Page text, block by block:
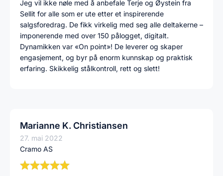
Jeg vil ikke nøle med å anbefale Terje og Øystein fra
Sellit for alle som er ute etter et inspirerende
salgsforedrag. De fikk virkelig med seg alle deltakerne –
imponerende med over 150 pålogget, digitalt.
Dynamikken var «On point»! De leverer og skaper
engasjement, og byr på enorm kunnskap og praktisk
erfaring. Skikkelig stålkontroll, rett og slett!
Marianne K. Christiansen
27. mai 2022
Cramo AS